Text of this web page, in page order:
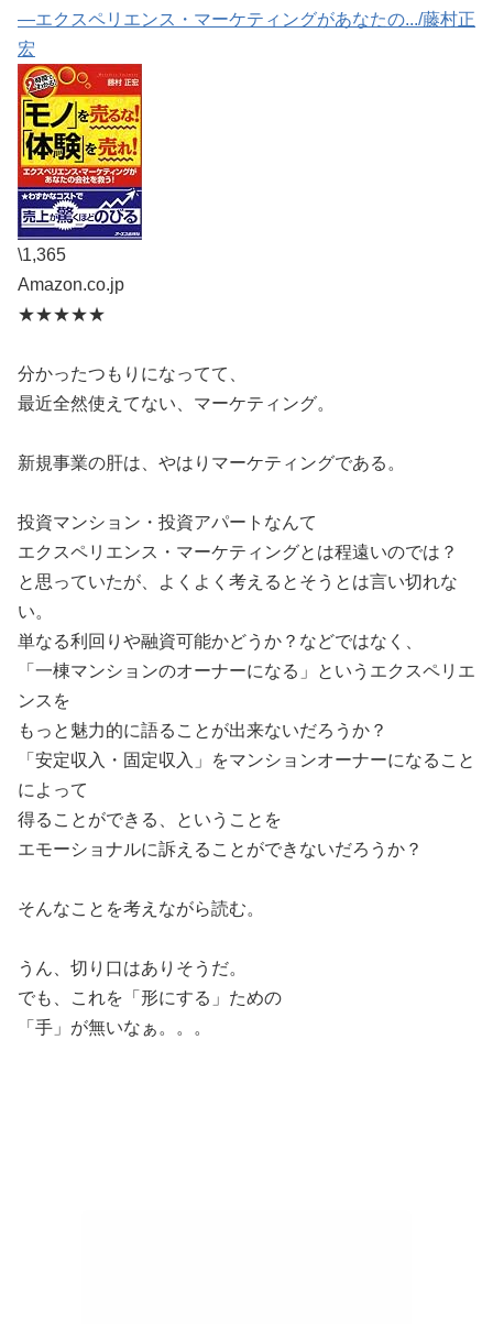
―エクスペリエンス・マーケティングがあなたの.../藤村正
宏
\1,365
Amazon.co.jp
★★★★★
分かったつもりになってて、
最近全然使えてない、マーケティング。
新規事業の肝は、やはりマーケティングである。
投資マンション・投資アパートなんて
エクスペリエンス・マーケティングとは程遠いのでは？
と思っていたが、よくよく考えるとそうとは言い切れな
い。
単なる利回りや融資可能かどうか？などではなく、
「一棟マンションのオーナーになる」というエクスペリエ
ンスを
もっと魅力的に語ることが出来ないだろうか？
「安定収入・固定収入」をマンションオーナーになること
によって
得ることができる、ということを
エモーショナルに訴えることができないだろうか？
そんなことを考えながら読む。
うん、切り口はありそうだ。
でも、これを「形にする」ための
「手」が無いなぁ。。。